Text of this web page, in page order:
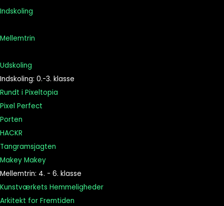
Indskoling
Mellemtrin
Udskoling
Indskoling: 0.-3. klasse
Rundt i Pixeltopia
Pixel Perfect
Porten
HACKR
Tangramsjagten
Makey Makey
Mellemtrin: 4. - 6. klasse
Kunstværkets Hemmeligheder
Arkitekt for Fremtiden